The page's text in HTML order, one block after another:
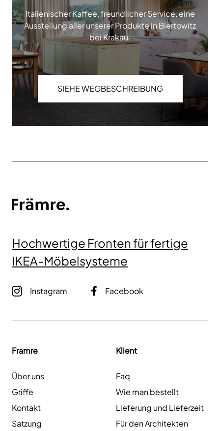
Italienischer Kaffee, freundlicher Service, eine
Ausstellung aller unserer Produkte in Biertowitz
bei Krakau.
SIEHE WEGBESCHREIBUNG
Hochwertige Fronten für fertige
IKEA-Möbelsysteme
Instagram Facebook
Framre
Über uns
Griffe
Kontakt
Satzung
Klient
Faq
Wie man bestellt
Lieferung und Lieferzeit
Für den Architekten